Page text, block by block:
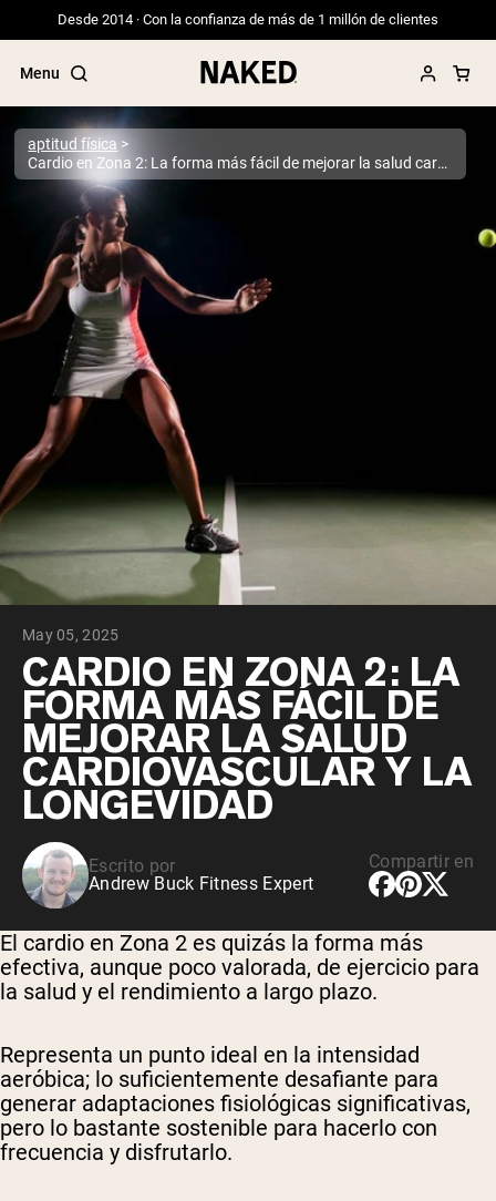
Desde 2014 · Con la confianza de más de 1 millón de clientes
Menu
Términos de Búsqueda Populares
”Protein Powder“
”Overnight Oats“
”Vegan protein“
”Collagen“
”Micellar Casein“
aptitud física
Cardio en Zona 2: La forma más fácil de mejorar la salud cardiovascular y la longevidad
May 05, 2025
CARDIO EN ZONA 2: LA
FORMA MÁS FÁCIL DE
MEJORAR LA SALUD
CARDIOVASCULAR Y LA
LONGEVIDAD
Escrito por
Andrew Buck Fitness Expert
Compartir en
El cardio en Zona 2 es quizás la forma más
efectiva, aunque poco valorada, de ejercicio para
la salud y el rendimiento a largo plazo.
Representa un punto ideal en la intensidad
aeróbica; lo suficientemente desafiante para
generar adaptaciones fisiológicas significativas,
pero lo bastante sostenible para hacerlo con
frecuencia y disfrutarlo.